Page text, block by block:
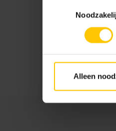
Alleen
Realisatie
Plaats
Amstelveen